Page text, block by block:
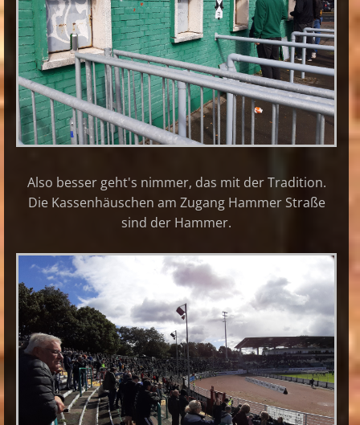
Also besser geht's nimmer, das mit der Tradition.
Die Kassenhäuschen am Zugang Hammer Straße
sind der Hammer.